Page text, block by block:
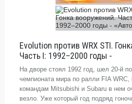
Evolution против WRX STI.
Часть I: 1992–2000 годы -
На дворе стоял 1992 год, шел 20-й
чемпионата мира по ралли FIA WRC,
командам Mitsubishi и Subaru в нем
везло. Уже который год подряд